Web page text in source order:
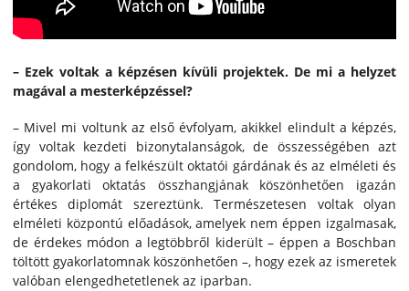
– Ezek voltak a képzésen kívüli projektek. De mi a helyzet
magával a mesterképzéssel?
– Mivel mi voltunk az első évfolyam, akikkel elindult a képzés,
így voltak kezdeti bizonytalanságok, de összességében azt
gondolom, hogy a felkészült oktatói gárdának és az elméleti és
a gyakorlati oktatás összhangjának köszönhetően igazán
értékes diplomát szereztünk. Természetesen voltak olyan
elméleti központú előadások, amelyek nem éppen izgalmasak,
de érdekes módon a legtöbbről kiderült – éppen a Boschban
töltött gyakorlatomnak köszönhetően –, hogy ezek az ismeretek
valóban elengedhetetlenek az iparban.